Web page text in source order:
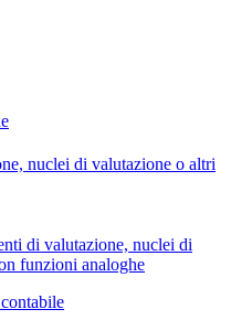
nuclei di valutazione o altri
di valutazione, nuclei di
funzioni analoghe